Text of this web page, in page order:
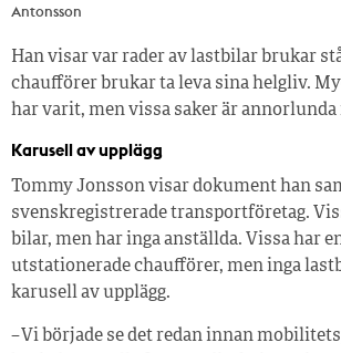
Antonsson
Han visar var rader av lastbilar brukar
chaufförer brukar ta leva sina helgliv.
har varit, men vissa saker är annorlunda
Karusell av upplägg
Tommy Jonsson visar dokument han
svenskregistrerade transportföretag.
bilar, men har inga anställda. Vissa har
utstationerade chaufförer, men inga
karusell av upplägg.
– Vi började se det redan innan